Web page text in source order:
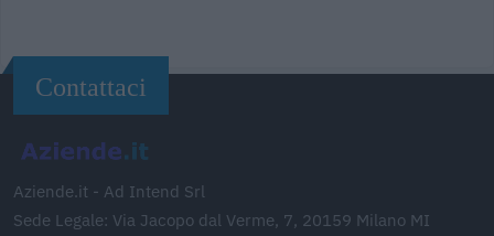
Contattaci
Aziende.it - Ad Intend Srl
Sede Legale: Via Jacopo dal Verme, 7, 20159 Milano MI